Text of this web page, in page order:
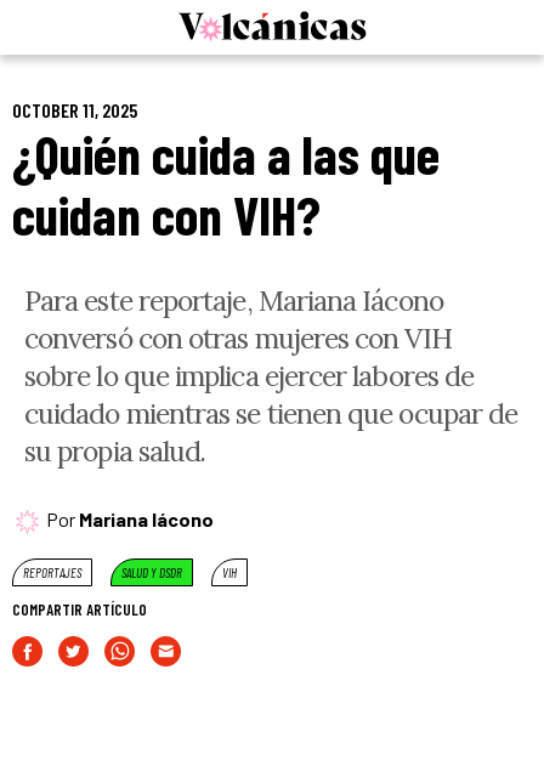
OCTOBER 11, 2025
¿Quién cuida a las que
cuidan con VIH?
Para este reportaje, Mariana Iácono
conversó con otras mujeres con VIH
sobre lo que implica ejercer labores de
cuidado mientras se tienen que ocupar de
su propia salud.
Por Mariana Iácono
REPORTAJES SALUD Y DSDR VIH
COMPARTIR ARTÍCULO